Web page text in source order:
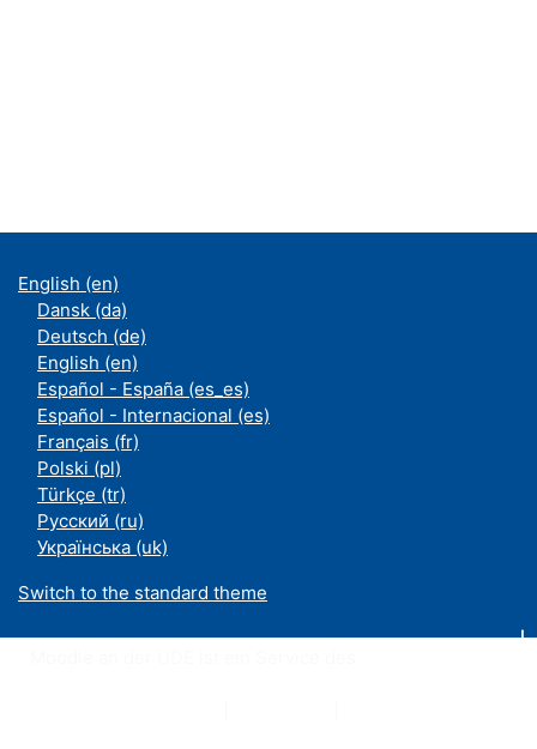
English ‎(en)‎
Dansk ‎(da)‎
Deutsch ‎(de)‎
English ‎(en)‎
Español - España ‎(es_es)‎
Español - Internacional ‎(es)‎
Français ‎(fr)‎
Polski ‎(pl)‎
Türkçe ‎(tr)‎
Русский ‎(ru)‎
Українська ‎(uk)‎
Switch to the standard theme